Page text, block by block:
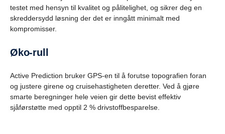
testet med hensyn til kvalitet og pålitelighet, og sikrer deg en
skreddersydd løsning der det er inngått minimalt med
kompromisser.
Øko-rull
Active Prediction bruker GPS-en til å forutse topografien foran
og justere girene og cruisehastigheten deretter. Ved å gjøre
smarte beregninger hele veien gir dette bevist effektiv
sjåførstøtte med opptil 2 % drivstoffbesparelse.